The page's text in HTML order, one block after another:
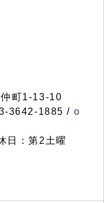
町1-13-10
3642-1885 / o
日：第2土曜